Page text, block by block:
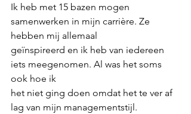
Ik heb met 15 bazen mogen
samenwerken in mijn carrière. Ze
hebben mij allemaal
geïnspireerd en ik heb van iedereen
iets meegenomen. Al was het soms
ook hoe ik
het niet ging doen omdat het te ver af
lag van mijn managementstijl.